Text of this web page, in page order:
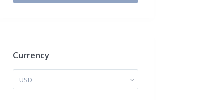
Currency
USD